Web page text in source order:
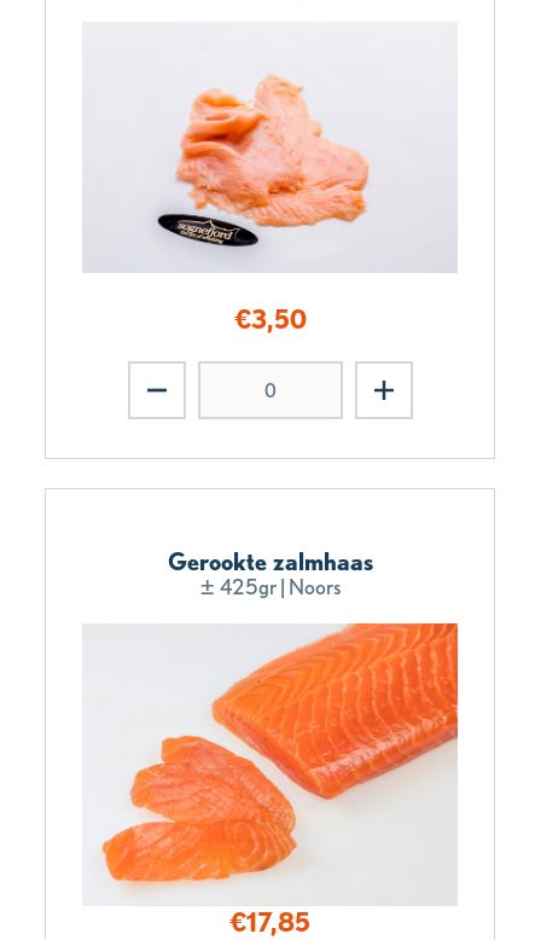
€3,50
Gerookte zalmhaas
± 425gr | Noors
€17,85